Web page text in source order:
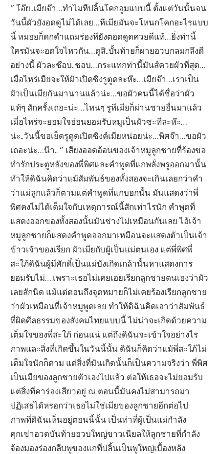
“ โอ๊ย..เมียจ๊า…ทำไมหีปลิ้นโคกอูมแบบนี้ ตั้งแต่วันนั้นจน
วันนี้ผัวยังอดดูไม่ได้เลย…หีเมียมันจะโหนกโคกอะไรแบบ
นี้ หมอยก็ดกดำแถมร่องหียังตอดดูดควยดีแท้…ยิ่งท่านี้
ใครมันจะอดใจไหวกัน…ดูสิ..บั้นท้ายก็ผายอวบกลมกลึงดี
อย่างนี้ ผัวละช๊อบ..ชอบ…กระแทกท่านี้มันส์ควยผัวที่สุด…
เมื่อไหร่เมียจะให้ผัวเปิดซิงรูตูดละห๊ะ…เมียจ๊า…เราเป็น
ผัวเป็นเมียกันมานานแล้วน่ะ…ขอผัวคนนี้ได้ชื่อว่าผัว
แท้ๆ สักครั้งเถอะน่ะ…ไหนๆ รูหีเมียก็ผ่านชายอื่นมาแล้ว
เมี่อไหร่จะยอมใจอ่อนยอมรับหมูเป็นผัวซะทีละห๊ะ…
น่ะ..วันนี้ขอเย็ดรูตูดเปิดซิงค์เมียหน่อยน่ะ…พิศจ๊า…ขอผัว
เถอะน่ะ…น๊า.. ” เสียงออดอ้อนของเจ้าหมูลูกชายที่ร้องขอ
ทำรักประตูหลังของพี่พิศและคำพูดที่แกพลั่งพรูออกมานั้น
ทำให้ดิฉันคิดว่าแม้สัมพันธ์ของทั้งสองจะเกินเลยกว่าคำ
ว่าแม่ลูกแล้วก็ตามแต่คำพูดที่แกบอกนั้น มันแสดงว่าพี่
พิศคงไม่ได้เต็มใจกับเหตุการณ์นี้สักเท่าไรนัก คำพูดที่
แสดงออกของทั้งสองนั้นมันช่างไม่เหมือนกันเลย ไอ้เจ้า
หมูลูกชายก็แสดงคำพูดออกมาเหมือนจะแสดงตัวเป็นเจ้า
ข้าวเจ้าของเรียก ผัวเมียกับผู้เป็นแม่ตนเอง แต่พี่พิศพี่
สะใภ้ดิฉันผู้มีศักดิ์เป็นแม่บังเกิดเกล้านั้นหาแสดงการ
ยอมรับไม่….เพราะเธอไม่เคยเอยเรียกลูกชายตนเองว่าผัว
เลยสักนิด แม้แต่ตอนถึงจุดหมายก็ไม่เคยร้องเรียกลูกชาย
ว่าผัวเหมือนที่เจ้าหมูพูดเลย ทำให้ดิฉันคิดเอาว่าสัมพันธ์
ที่ผิดศีลธรรมของสังคมไทยแบบนี้ ไม่น่าจะเกิดด้วยความ
เต็มใจของพี่สะใภ้ ก่อนแน่ แต่ถึงดิฉันจะเข้าใจอย่างไร
ภาพและสิ่งที่เกิดขึ้นในวันนี้นั้น ดิฉันก็คิดว่าแม้พี่สะใภ้ไม่
เต็มใจนักก็ตาม แต่สิ่งที่มันเกิดนั้นก็เป็นความจริงว่า พี่พิศ
เป็นเมียของลูกชายตัวเองไปแล้ว ต่อให้เธอจะไม่ยอมรับ
แต่สิ่งที่คาร่องเสียวอยู่ ณ ตอนนี้มันคงไม่สามารถมา
ปฏิเสธได้หรอกว่าเธอไม่ใช่เมียของลูกชายอีกต่อไป
ภาพที่ดิฉันเห็นอยู่ตอนนี้นั้น เป็นท่าที่ผู้เป็นแม่กำลัง
คุกเข่าอวดบันท้ายอวบใหญ่ขาวเนียลให้ลูกชายที่กำลัง
จ้องมองร่องกลีบพูของแกที่ปลิ้นเป็นพูใหญ่เบื้องหลัง